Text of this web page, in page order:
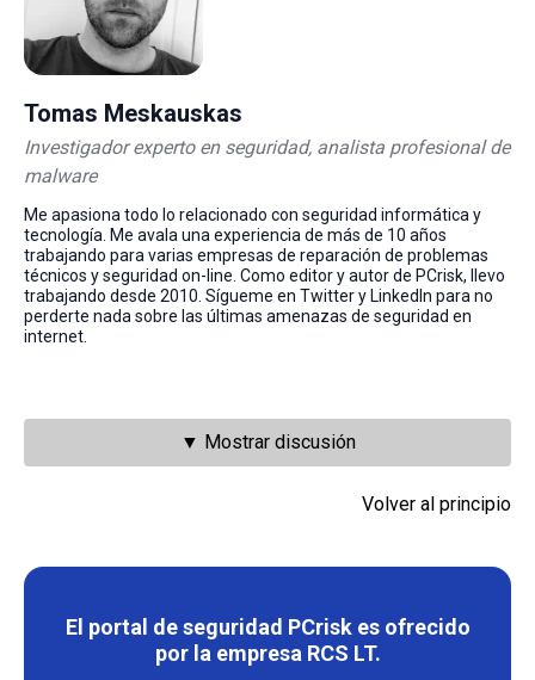
Tomas Meskauskas
Investigador experto en seguridad, analista profesional de
malware
Me apasiona todo lo relacionado con seguridad informática y
tecnología. Me avala una experiencia de más de 10 años
trabajando para varias empresas de reparación de problemas
técnicos y seguridad on-line. Como editor y autor de PCrisk, llevo
trabajando desde 2010. Sígueme en Twitter y LinkedIn para no
perderte nada sobre las últimas amenazas de seguridad en
internet.
▼ Mostrar discusión
Volver al principio
El portal de seguridad PCrisk es ofrecido
por la empresa RCS LT.